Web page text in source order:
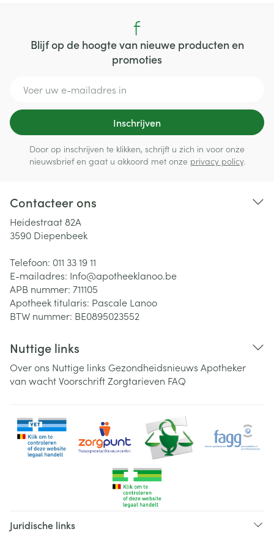
Blijf op de hoogte van nieuwe producten en
promoties
Inschrijven
Door op inschrijven te klikken, schrijft u zich in voor onze
nieuwsbrief en gaat u akkoord met onze privacy policy.
Contacteer ons
Heidestraat 82A
3590 Diepenbeek
Telefoon: 011 33 19 11
E-mailadres: Info@apotheeklanoo.be
APB nummer: 711105
Apotheek titularis: Pascale Lanoo
BTW nummer: BE0895023552
Nuttige links
Over ons Nuttige links Gezondheidsnieuws Apotheker
van wachtVoorschriftZorgtarieven FAQ
Juridische links